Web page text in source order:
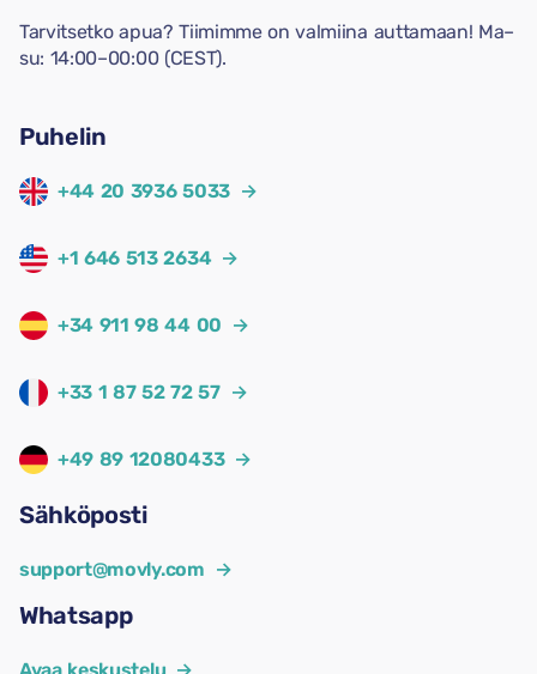
Tarvitsetko apua? Tiimimme on valmiina auttamaan! Ma–
su: 14:00–00:00 (CEST).
Puhelin
+44 20 3936 5033 →
+1 646 513 2634 →
+34 911 98 44 00 →
+33 1 87 52 72 57 →
+49 89 12080433 →
Sähköposti
support@movly.com →
Whatsapp